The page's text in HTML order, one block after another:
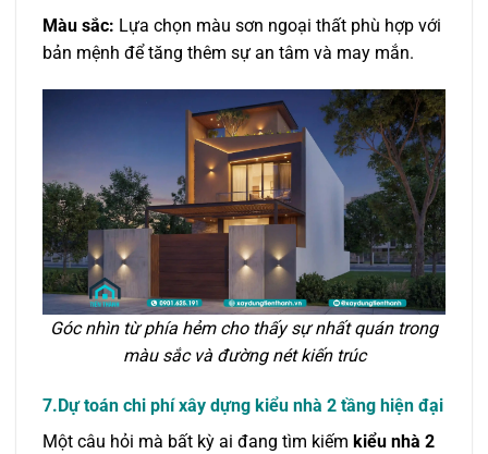
Màu sắc: Lựa chọn màu sơn ngoại thất phù hợp với
bản mệnh để tăng thêm sự an tâm và may mắn.
Góc nhìn từ phía hẻm cho thấy sự nhất quán trong
màu sắc và đường nét kiến trúc
7.Dự toán chi phí xây dựng kiểu nhà 2 tầng hiện đại
Một câu hỏi mà bất kỳ ai đang tìm kiếm kiểu nhà 2